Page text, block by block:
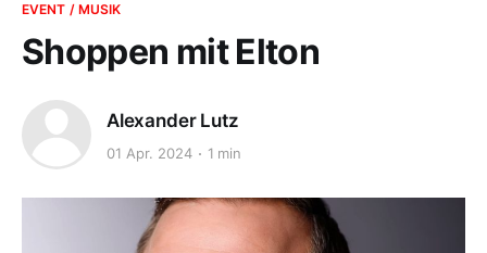
EVENT / MUSIK
Shoppen mit Elton
Alexander Lutz
01 Apr. 2024 1 min